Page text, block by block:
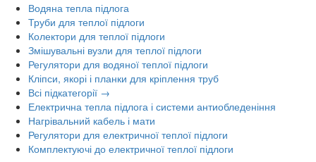
Водяна тепла підлога
Труби для теплої підлоги
Колектори для теплої підлоги
Змішувальні вузли для теплої підлоги
Регулятори для водяної теплої підлоги
Кліпси, якорі і планки для кріплення труб
Всі підкатегорії →
Електрична тепла підлога і системи антиобледеніння
Нагрівальний кабель і мати
Регулятори для електричної теплої підлоги
Комплектуючі до електричної теплої підлоги